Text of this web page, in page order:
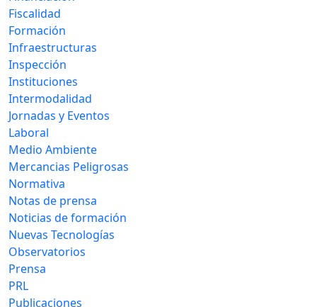
Fiscalidad
Formación
Infraestructuras
Inspección
Instituciones
Intermodalidad
Jornadas y Eventos
Laboral
Medio Ambiente
Mercancias Peligrosas
Normativa
Notas de prensa
Noticias de formación
Nuevas Tecnologías
Observatorios
Prensa
PRL
Publicaciones